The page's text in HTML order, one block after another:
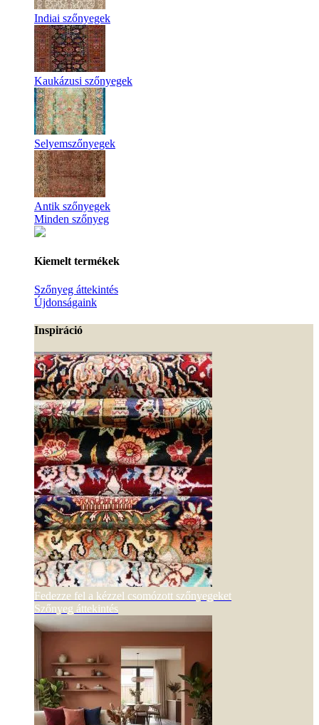
Indiai szőnyegek
Kaukázusi szőnyegek
Selyemszőnyegek
Antik szőnyegek
Minden szőnyeg
Kiemelt termékek
Szőnyeg áttekintés
Újdonságaink
Inspiráció
Fedezze fel a kézzel csomózott szőnyegeket
Szőnyeg áttekintés